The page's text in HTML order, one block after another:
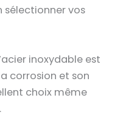
sélectionner vos
inoxydable est
corrosion et son
choix même